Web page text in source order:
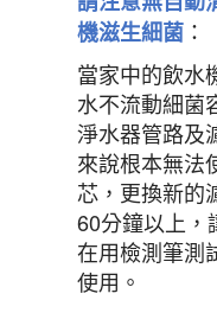
機滋生細菌 ：
當家中的飲水
水不流動細菌
淨水器管路及
來說根本無法
芯，更換新的
60分鐘以上，
在用檢測筆測
使用。